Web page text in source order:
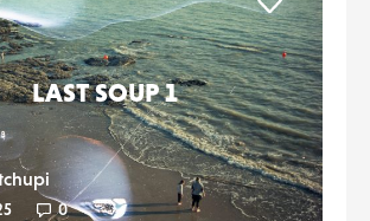
LAST SOUP 1
0
Liker